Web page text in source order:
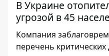
В Украине
угрозой в 45
Компания
перечень